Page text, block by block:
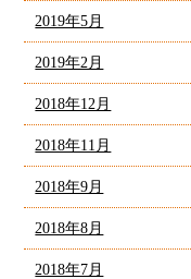
2019年5月
2019年2月
2018年12月
2018年11月
2018年9月
2018年8月
2018年7月